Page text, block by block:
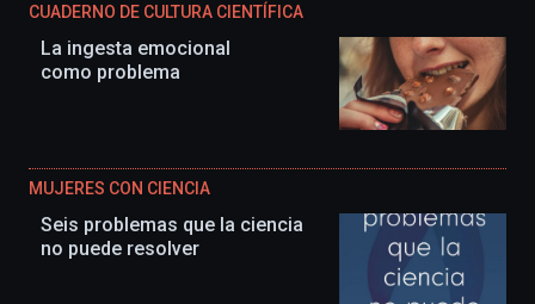
CUADERNO DE CULTURA CIENTÍFICA
La ingesta emocional
como problema
MUJERES CON CIENCIA
Seis problemas que la ciencia
no puede resolver